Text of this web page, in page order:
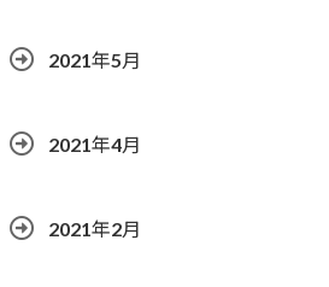
2021年5月
2021年4月
2021年2月